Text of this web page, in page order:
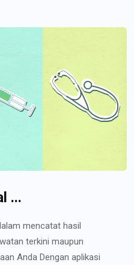
...
mencatat hasil
terkini maupun
Anda Dengan aplikasi